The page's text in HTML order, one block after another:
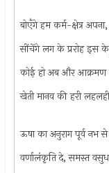
बोएँगे हम कर्म-क्षेत्र
सींचेंगे लग के प्ररोह इस
कोई हो अब और आक्रमण
खेती मानव की हरी
ऊषा का अनुराग पूर्व नभ से
वर्णालंकृति दे, समस्त